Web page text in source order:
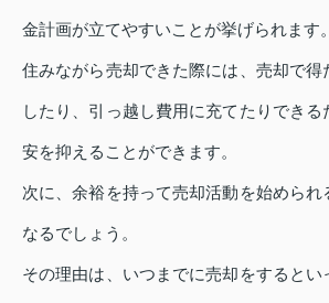
金計画が立てやすいことが挙げられます。
住みながら売却できた際には、売却で得
したり、引っ越し費用に充てたりでき
安を抑えることができます。
次に、余裕を持って売却活動を始められ
なるでしょう。
その理由は、いつまでに売却をするとい